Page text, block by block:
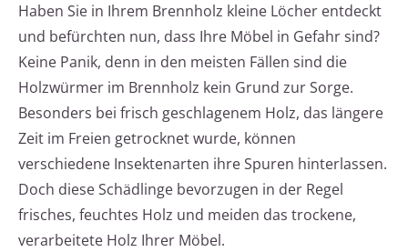
Haben Sie in Ihrem Brennholz kleine Löcher entdeckt
und befürchten nun, dass Ihre Möbel in Gefahr sind?
Keine Panik, denn in den meisten Fällen sind die
Holzwürmer im Brennholz kein Grund zur Sorge.
Besonders bei frisch geschlagenem Holz, das längere
Zeit im Freien getrocknet wurde, können
verschiedene Insektenarten ihre Spuren hinterlassen.
Doch diese Schädlinge bevorzugen in der Regel
frisches, feuchtes Holz und meiden das trockene,
verarbeitete Holz Ihrer Möbel.